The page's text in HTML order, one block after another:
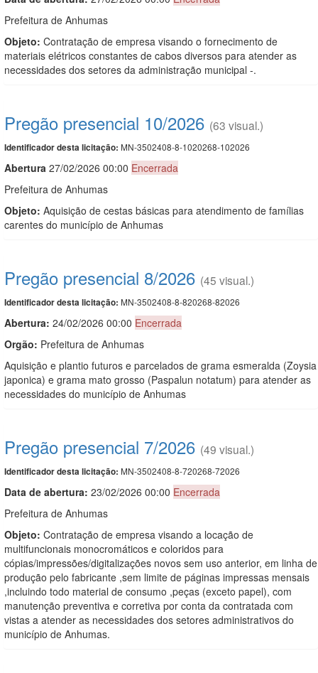
Prefeitura de Anhumas
Objeto: Contratação de empresa visando o fornecimento de
materiais elétricos constantes de cabos diversos para atender as
necessidades dos setores da administração municipal -.
Pregão presencial 10/2026 (63 visual.)
Identificador desta licitação: MN-3502408-8-1020268-102026
Abertura 27/02/2026 00:00 Encerrada
Prefeitura de Anhumas
Objeto: Aquisição de cestas básicas para atendimento de famílias
carentes do município de Anhumas
Pregão presencial 8/2026 (45 visual.)
Identificador desta licitação: MN-3502408-8-820268-82026
Abertura: 24/02/2026 00:00 Encerrada
Orgão: Prefeitura de Anhumas
Aquisição e plantio futuros e parcelados de grama esmeralda (Zoysia
japonica) e grama mato grosso (Paspalun notatum) para atender as
necessidades do município de Anhumas
Pregão presencial 7/2026 (49 visual.)
Identificador desta licitação: MN-3502408-8-720268-72026
Data de abertura: 23/02/2026 00:00 Encerrada
Prefeitura de Anhumas
Objeto: Contratação de empresa visando a locação de
multifuncionais monocromáticos e coloridos para
cópias/impressões/digitalizações novos sem uso anterior, em linha de
produção pelo fabricante ,sem limite de páginas impressas mensais
,incluindo todo material de consumo ,peças (exceto papel), com
manutenção preventiva e corretiva por conta da contratada com
vistas a atender as necessidades dos setores administrativos do
município de Anhumas.